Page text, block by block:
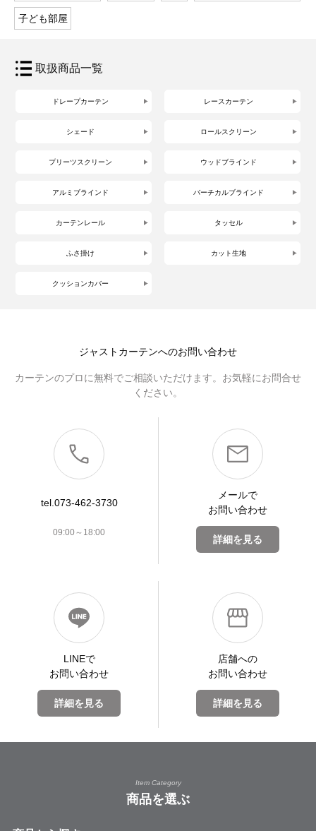
子ども部屋
取扱商品一覧
ドレープカーテン レースカーテン
シェード ロールスクリーン
プリーツスクリーン ウッドブラインド
アルミブラインド バーチカルブラインド
カーテンレール タッセル
ふさ掛け カット生地
クッションカバー
ジャストカーテンへのお問い合わせ
カーテンのプロに無料でご相談いただけます。お気軽にお問合せ
ください。
tel.073-462-3730
09:00～18:00
メールで
お問い合わせ
詳細を見る
LINEで
お問い合わせ
詳細を見る
店舗への
お問い合わせ
詳細を見る
Item Category
商品を選ぶ